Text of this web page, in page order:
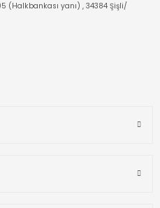
(Halkbankası yanı) , 34384 Şişli/